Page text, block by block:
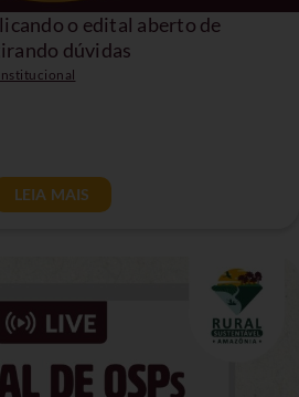
o edital aberto de
dúvidas
LEIA MAIS